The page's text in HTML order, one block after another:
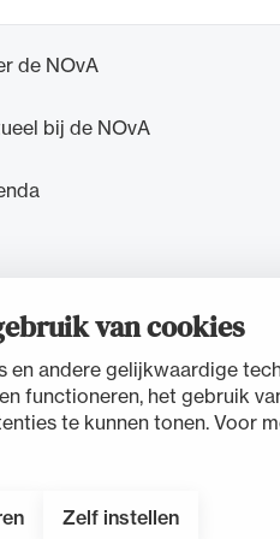
van cookies
en andere gelijkwaardige
functioneren, het gebruik
te kunnen tonen. Voor
Zelf instellen
naar
de NOvA
bij de NOvA
Privacystatement